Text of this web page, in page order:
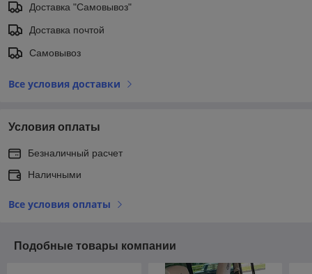
Доставка "Самовывоз"
Доставка почтой
Самовывоз
Все условия доставки
Условия оплаты
Безналичный расчет
Наличными
Все условия оплаты
Подобные товары компании